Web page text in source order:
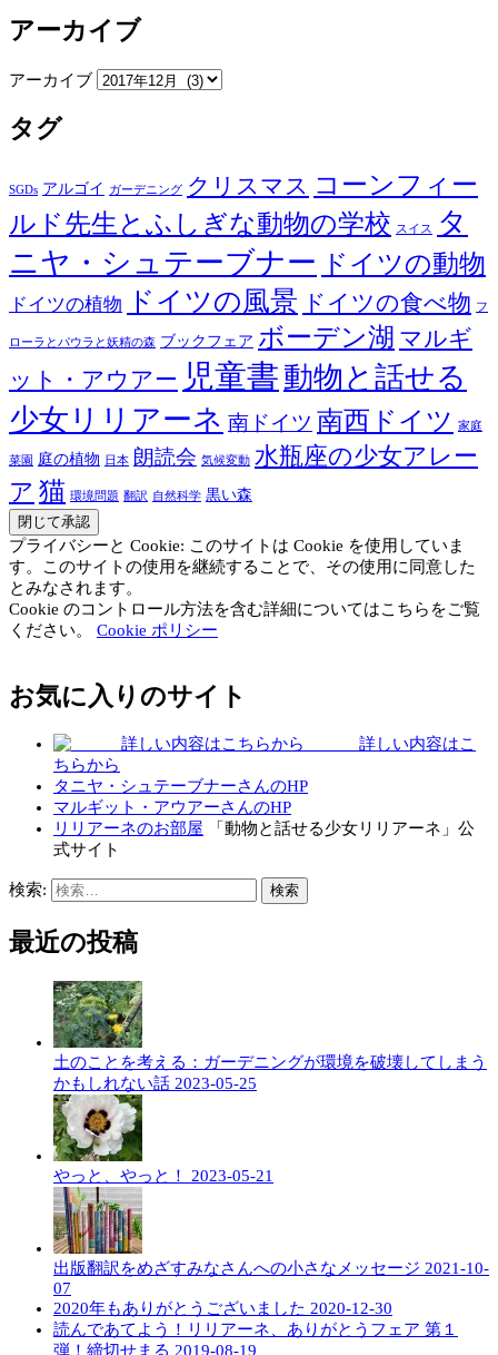
アーカイブ
アーカイブ
タグ
SGDs アルゴイ ガーデニング クリスマス コーンフィー
ルド先生とふしぎな動物の学校 スイス
タ
ニヤ・シュテーブナー ドイツの動物
ドイツの植物 ドイツの風景 ドイツの食べ物 フ
ローラとパウラと妖精の森 ブックフェア ボーデン湖 マルギ
ット・アウアー 児童書 動物と話せる
少女リリアーネ 南ドイツ 南西ドイツ 家庭
菜園 庭の植物 日本 朗読会 気候変動 水瓶座の少女アレー
ア 猫 環境問題 翻訳 自然科学 黒い森
プライバシーと Cookie: このサイトは Cookie を使用していま
す。このサイトの使用を継続することで、その使用に同意した
とみなされます。
Cookie のコントロール方法を含む詳細についてはこちらをご覧
ください。 Cookie ポリシー
お気に入りのサイト
詳しい内容はこ
ちらから
タニヤ・シュテーブナーさんのHP
マルギット・アウアーさんのHP
リリアーネのお部屋 「動物と話せる少女リリアーネ」公
式サイト
検索:
最近の投稿
土のことを考える：ガーデニングが環境を破壊してしまう
かもしれない話 2023-05-25
やっと、やっと！ 2023-05-21
出版翻訳をめざすみなさんへの小さなメッセージ 2021-10-
07
2020年もありがとうございました 2020-12-30
読んであてよう！リリアーネ、ありがとうフェア 第１
弾！締切せまる 2019-08-19